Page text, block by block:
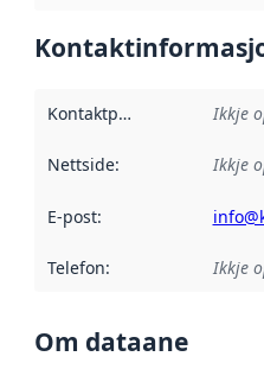
Kontaktpunkt Ikkje
Nettside: Ikkje
E-post:
Telefon: Ikkje
Om dataane